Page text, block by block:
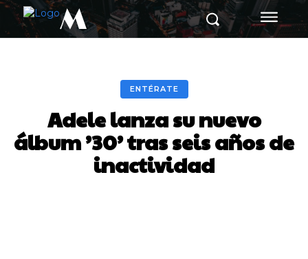
M
ENTÉRATE
Adele lanza su nuevo
álbum ’30’ tras seis años de
inactividad